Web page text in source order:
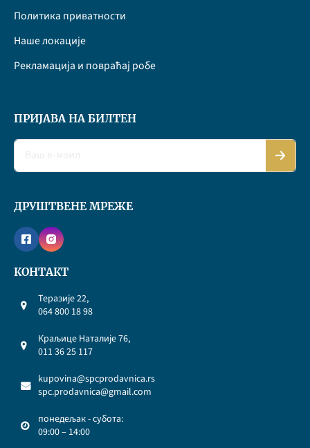
Политика приватности
Наше локације
Рекламација и повраћај робе
ПРИЈАВА НА БИЛТЕН
ДРУШТВЕНЕ МРЕЖЕ
КОНТАКТ
Теразије 22,
064 800 18 98
Краљице Наталије 76,
011 36 25 117
kupovina@spcprodavnica.rs
spc.prodavnica@gmail.com
понедељак - субота:
09:00 – 14:00